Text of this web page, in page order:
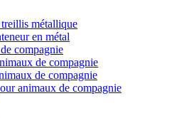
métallique
en métal
compagnie
de compagnie
de compagnie
animaux de compagnie